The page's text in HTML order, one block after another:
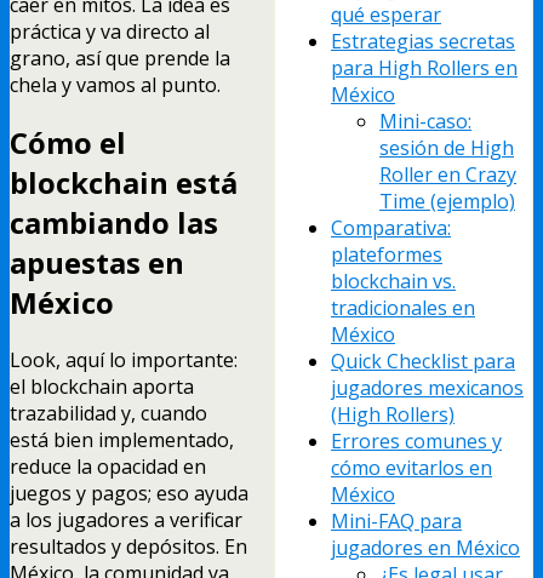
qué esperar
Estrategias secretas
para High Rollers en
México
Mini-caso:
sesión de High
Roller en Crazy
Time (ejemplo)
Comparativa:
plateformes
blockchain vs.
tradicionales en
México
Quick Checklist para
jugadores mexicanos
(High Rollers)
Errores comunes y
cómo evitarlos en
México
Mini-FAQ para
jugadores en México
práctica y va directo al
grano, así que prende la
chela y vamos al punto.
Cómo el
blockchain está
cambiando las
apuestas en
México
Look, aquí lo importante:
el blockchain aporta
trazabilidad y, cuando
está bien implementado,
reduce la opacidad en
juegos y pagos; eso ayuda
a los jugadores a verificar
resultados y depósitos. En